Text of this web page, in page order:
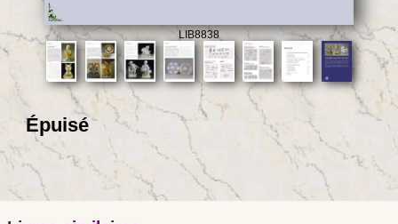
LIB8838
Épuisé